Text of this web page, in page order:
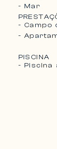
- Mar
- Campo
-
PISCINA
- Piscina